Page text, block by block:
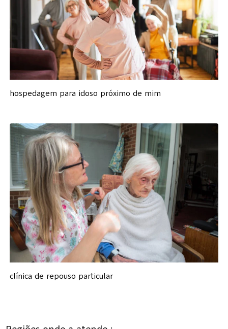
hospedagem para idoso próximo de mim
clínica de repouso particular